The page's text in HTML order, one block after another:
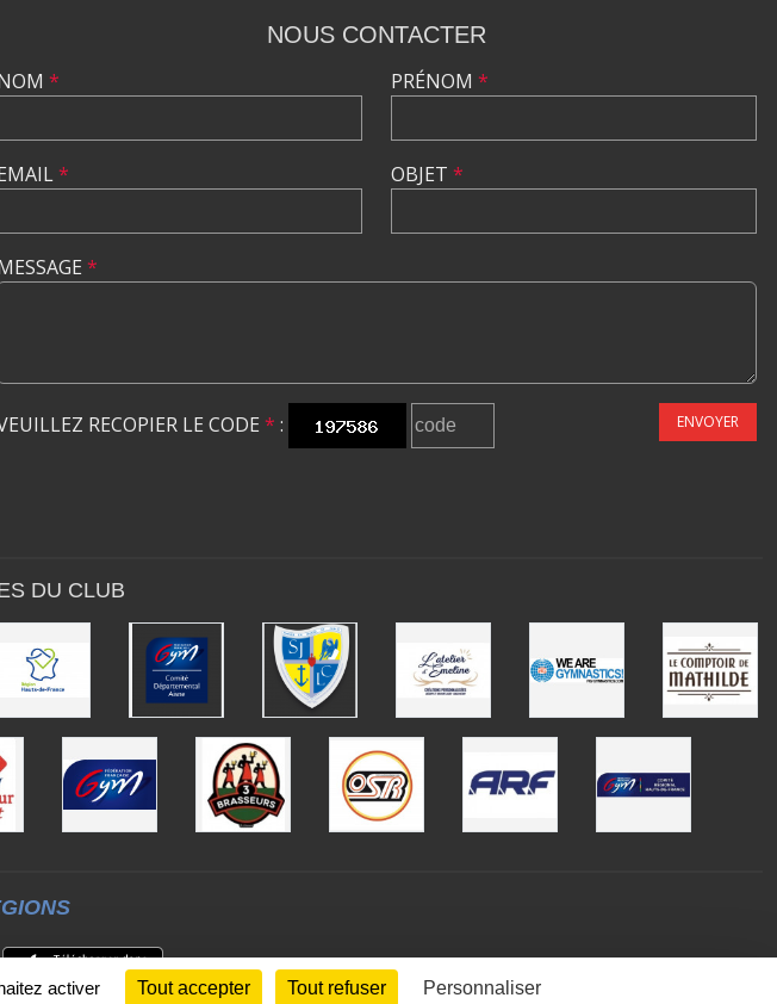
NOUS CONTACTER
*
*
PRÉNOM *
OBJET *
*
RECOPIER LE CODE * : ENVOYER
DU CLUB
activer Tout accepter Tout refuser Personnaliser